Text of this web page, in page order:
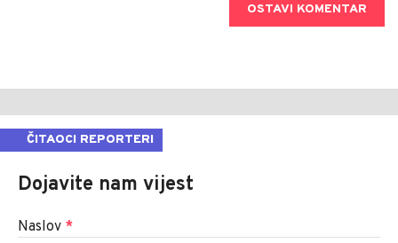
OSTAVI KOMENTAR
ČITAOCI REPORTERI
Dojavite nam vijest
Naslov *